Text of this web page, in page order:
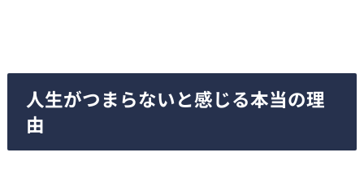
人生がつまらないと感じる本当の理
由